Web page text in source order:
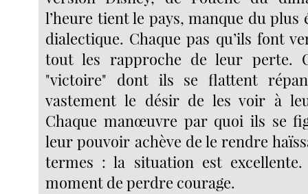
l’heure tient le pays, manque du plus
dialectique. Chaque pas qu’ils font
tout les rapproche de leur perte.
"victoire" dont ils se flattent
vastement le désir de les voir à
Chaque manœuvre par quoi ils se
leur pouvoir achève de le rendre
termes : la situation est excellente.
moment de perdre courage.